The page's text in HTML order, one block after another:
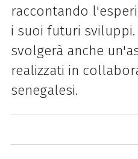
raccontando
i suoi futuri
svolgerà anche
realizzati in
senegalesi.